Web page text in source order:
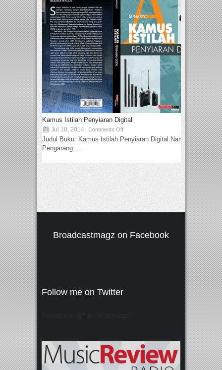
Kamus Istilah Penyiaran Digital
Jul 10, 2014 Comments Off
Judul Buku: Kamus Istilah Penyiaran Digital Nama
Pengarang:...
Broadcastmagz on Facebook
Follow me on Twitter